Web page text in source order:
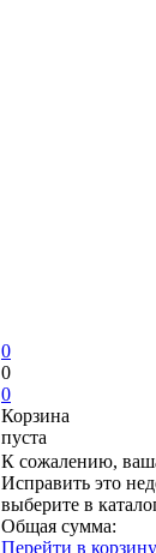
0
0
0
Корзина
пуста
К сожалению,
Исправить это
выберите в
Общая сумма:
Перейти в корзину